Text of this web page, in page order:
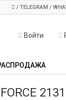
/ TELEGRAM /
Войти